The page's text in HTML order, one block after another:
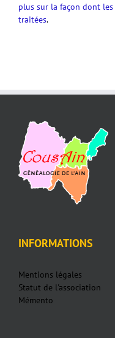
plus sur la façon dont
traitées.
INFORMATIONS
Mentions légales
Statut de l'association
Mémento